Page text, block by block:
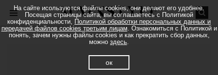
На сайте исользуются файлы cookies, они делают его удобнее.
Посещая страницы сайта, вы соглашаетесь с Политикой
конфиденциальности, Политикой обработки персональных данных и
передачей файлов cookies третьим лицам. Ознакомиться с Политикой и
понять, зачем нужны файлы cookies и как прекратить сбор данных,
можно здесь.
ок